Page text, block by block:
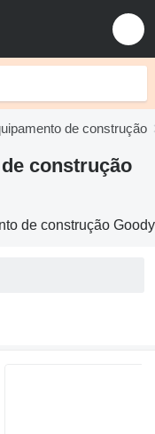
de construção
construção
de construção